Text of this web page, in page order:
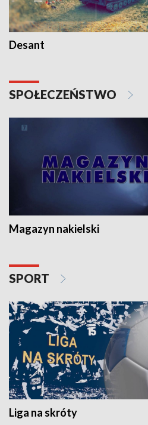
Desant
SPOŁECZEŃSTWO
Magazyn nakielski
SPORT
Liga na skróty